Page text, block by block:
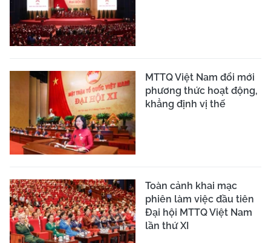
MTTQ Việt Nam đổi mới
phương thức hoạt động,
khẳng định vị thế
Toàn cảnh khai mạc
phiên làm việc đầu tiên
Đại hội MTTQ Việt Nam
lần thứ XI